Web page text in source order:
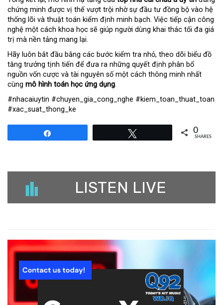
chứng minh được vị thế vượt trội nhờ sự đầu tư đồng bộ vào hệ
thống lõi và thuật toán kiểm định minh bạch. Việc tiếp cận công
nghệ một cách khoa học sẽ giúp người dùng khai thác tối đa giá
trị mà nền tảng mang lại.
Hãy luôn bắt đầu bằng các bước kiểm tra nhỏ, theo dõi biểu đồ
tăng trưởng tịnh tiến để đưa ra những quyết định phân bổ
nguồn vốn cược và tài nguyên số một cách thông minh nhất
cùng mô hình toán học ứng dụng.
#nhacaiuytin #chuyen_gia_cong_nghe #kiem_toan_thuat_toan
#xac_suat_thong_ke
0
SHARES
LISTEN LIVE